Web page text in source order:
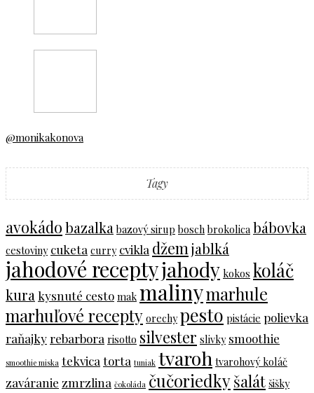
@monikakonova
Tagy
avokádobazalka bazový sirup bosch brokolica bábovka
cestoviny cuketa curry cvikla džem jablká
jahodové receptyjahody kokos koláč
kura kysnuté cesto mak malinymarhule
marhuľové recepty orechy pesto pistácie polievka
raňajkyrebarbora risotto silvester slivky smoothie
smoothie miska tekvica torta tuniak tvaroh tvarohový koláč
zaváranie zmrzlina čokoláda čučoriedkyšalát šišky